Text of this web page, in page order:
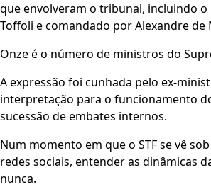
que envolveram o tribunal, incluindo
Toffoli e comandado por Alexandre de
Onze é o número de ministros do
A expressão foi cunhada pelo ex-
interpretação para o funcionamento
sucessão de embates internos.
Num momento em que o STF se vê
redes sociais, entender as dinâmicas
nunca.